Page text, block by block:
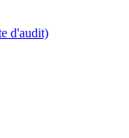
d'audit)